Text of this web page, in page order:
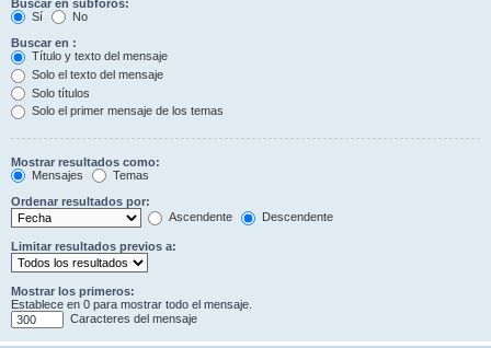
Buscar en subforos:
Sí
No
Buscar en :
Título y texto del mensaje
Solo el texto del mensaje
Solo títulos
Solo el primer mensaje de los temas
Mostrar resultados como:
Mensajes
Temas
Ordenar resultados por:
Ascendente
Descendente
Limitar resultados previos a:
Mostrar los primeros:
Establece en 0 para mostrar todo el mensaje.
Caracteres del mensaje